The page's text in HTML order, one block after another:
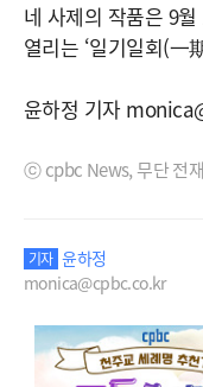
네 사제의 작품은 9
열리는 ‘일기일회(一
윤하정 기자
ⓒ cpbc News, 무단 전
기자 윤하정
monica@cpbc.co.kr